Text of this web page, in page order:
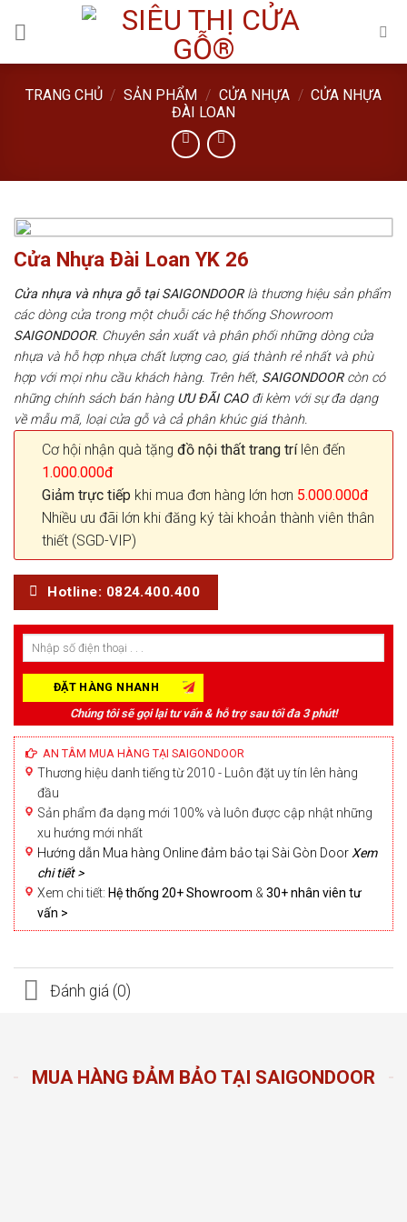
TRANG CHỦ / SẢN PHẨM / CỬA NHỰA / CỬA NHỰA
ĐÀI LOAN
Cửa Nhựa Đài Loan YK 26
Cửa nhựa và nhựa gỗ tại SAIGONDOORlà thương hiệu sản phẩm
các dòng cửa trong một chuỗi các hệ thống Showroom
SAIGONDOOR. Chuyên sản xuất và phân phối những dòng cửa
nhựa và hỗ hợp nhựa chất lượng cao, giá thành rẻ nhất và phù
hợp với mọi nhu cầu khách hàng. Trên hết, SAIGONDOORcòn có
những chính sách bán hàng ƯU ĐÃI CAO đi kèm với sự đa dạng
về mẫu mã, loại cửa gỗ và cả phân khúc giá thành.
Cơ hội nhận quà tặng đồ nội thất trang trílên đến
1.000.000đ
Giảm trực tiếp khi mua đơn hàng lớn hơn 5.000.000đ
Nhiều ưu đãi lớn khi đăng ký tài khoản thành viên thân
thiết (SGD-VIP)
Hotline: 0824.400.400
Chúng tôi sẽ gọi lại tư vấn & hỗ trợ sau tối đa 3 phút!
AN TÂM MUA HÀNG TẠI SAIGONDOOR
Thương hiệu danh tiếng từ 2010 - Luôn đặt uy tín lên hàng
đầu
Sản phẩm đa dạng mới 100% và luôn được cập nhật những
xu hướng mới nhất
Hướng dẫn Mua hàng Online đảm bảo tại Sài Gòn Door Xem
chi tiết >
Xem chi tiết: Hệ thống 20+ Showroom & 30+ nhân viên tư
vấn >
Đánh giá (0)
MUA HÀNG ĐẢM BẢO TẠI SAIGONDOOR